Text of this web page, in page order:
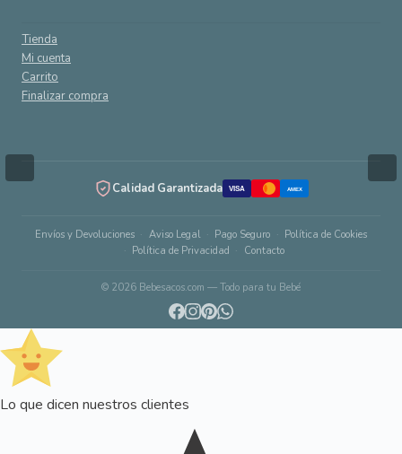
Tienda
Mi cuenta
Carrito
Finalizar compra
Calidad Garantizada VISA AMEX
Envíos y Devoluciones Aviso Legal Pago Seguro
Política de Cookies
Política de Privacidad
Contacto
© 2026 Bebesacos.com — Todo para tu Bebé
Lo que dicen nuestros clientes